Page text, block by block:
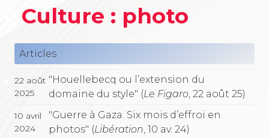
Culture : photo
Articles
22 août
2025
"Houellebecq ou l’extension du
domaine du style" (Le Figaro , 22 août 25)
10 avril
2024
"Guerre à Gaza. Six mois d’effroi en
photos" (Libération , 10 av. 24)